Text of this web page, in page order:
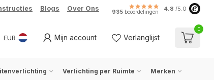
Blogs Over Ons 935 beoordelingen 4.8 /5.0
EUR Mijn account Verlanglijst
0
Verlichting per Ruimte Merken